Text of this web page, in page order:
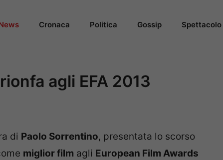
Cronaca Politica Gossip Spettacolo
agli EFA 2013
di Paolo Sorrentino, presentata lo scorso
miglior film agli European Film Awards